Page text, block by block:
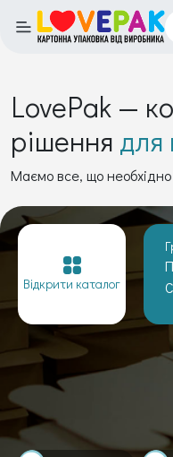
LovePak —
рішення для
Маємо все, що необхідно
Відкрити каталог